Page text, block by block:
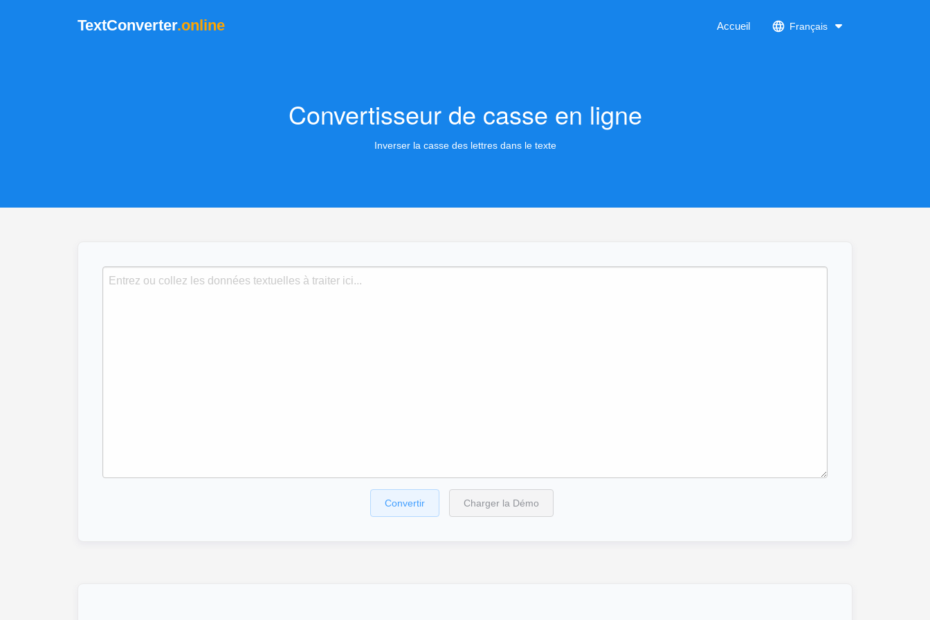
TextConverter.online Accueil Français
Convertisseur de casse en ligne
Inverser la casse des lettres dans le texte
Convertir Charger la Démo